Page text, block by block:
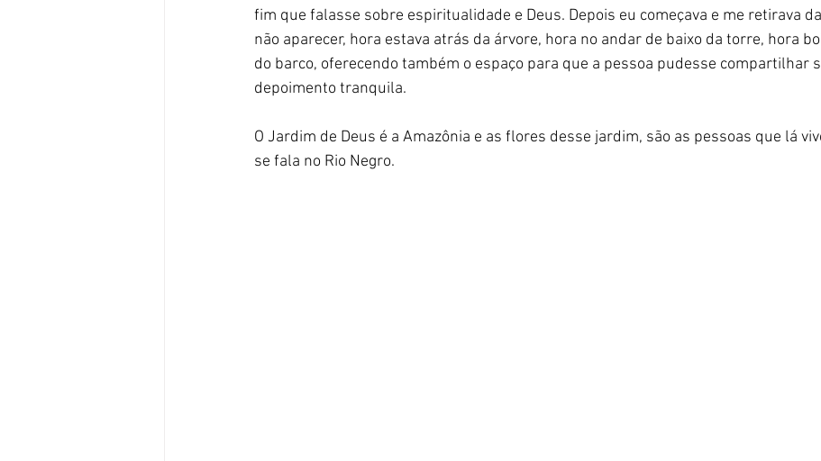
fim que falasse sobre espiritualidade e Deus. Depois eu começava e me retirava
não aparecer, hora estava atrás da árvore, hora no andar de baixo da torre, hora
do barco, oferecendo também o espaço para que a pessoa pudesse compartilhar
depoimento tranquila.
O Jardim de Deus é a Amazônia e as flores desse jardim, são as pessoas que lá
se fala no Rio Negro.